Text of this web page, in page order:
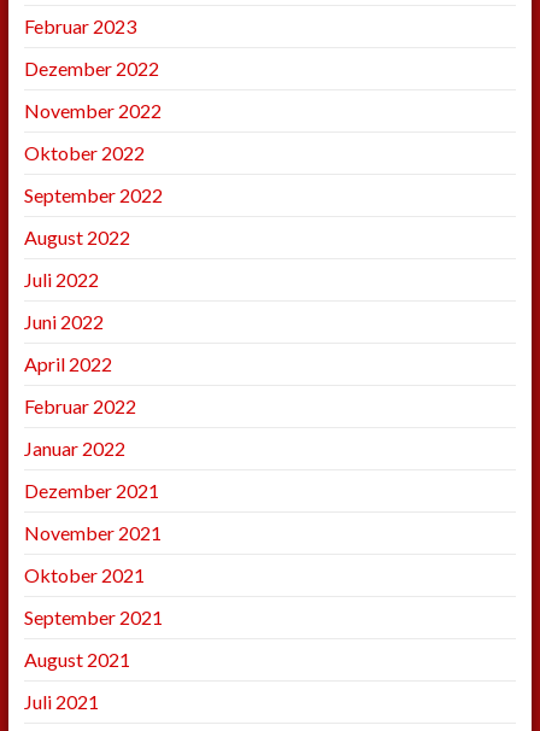
Februar 2023
Dezember 2022
November 2022
Oktober 2022
September 2022
August 2022
Juli 2022
Juni 2022
April 2022
Februar 2022
Januar 2022
Dezember 2021
November 2021
Oktober 2021
September 2021
August 2021
Juli 2021